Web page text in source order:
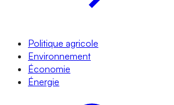
Politique agricole
Environnement
Économie
Énergie